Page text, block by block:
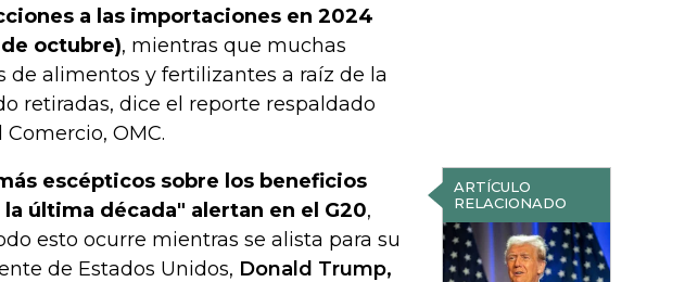
a las importaciones en 2024
octubre), mientras que muchas
de alimentos y fertilizantes a raíz de la
retiradas, dice el reporte respaldado
OMC.
ARTÍCULO
RELACIONADO
escépticos sobre los beneficios
última década" alertan en el G20,
esto ocurre mientras se alista para su
de Estados Unidos, Donald Trump,